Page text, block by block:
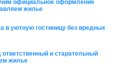
официальное оформление
жилье
в уютную гостиницу без вредных
ответственный и старательный
жилье